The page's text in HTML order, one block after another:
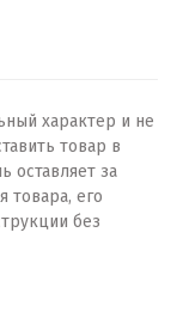
характер и не
товар в
оставляет за
товара, его
без